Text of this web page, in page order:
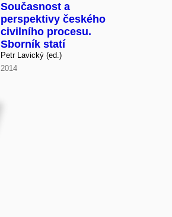
Současnost a
perspektivy českého
civilního procesu.
Sborník statí
Petr Lavický (ed.)
2014